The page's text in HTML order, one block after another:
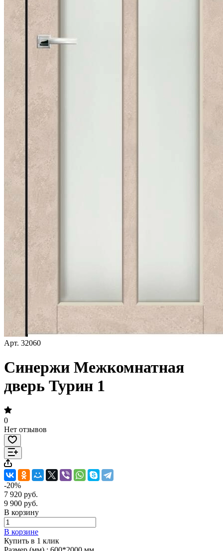
Арт. 32060
Синержи Межкомнатная
дверь Турин 1
0
Нет отзывов
-20%
7 920 руб.
9 900 руб.
В корзину
В корзине
Купить в 1 клик